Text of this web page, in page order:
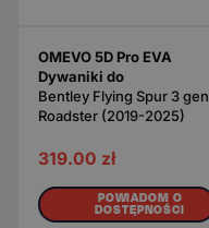
OMEVO 5D Pro EVA
Dywaniki do
Bentley Flying Spur 3 gen
Roadster (2019-2025)
319.00 zł
POWIADOM O
DOSTĘPNOŚCI